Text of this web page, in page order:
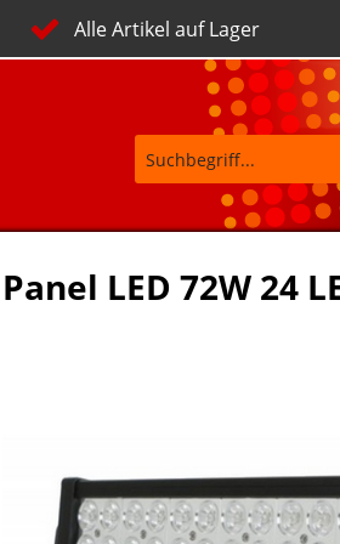
Alle Artikel auf Lager
Panel LED 72W 24